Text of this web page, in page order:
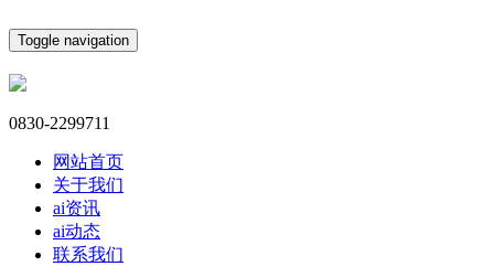
Toggle navigation
0830-2299711
网站首页
关于我们
ai资讯
ai动态
联系我们